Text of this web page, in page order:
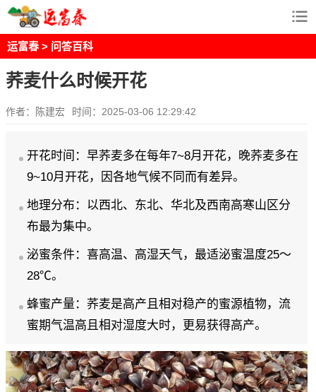
运富春 > 问答百科
荞麦什么时候开花
作者：陈建宏 时间：2025-03-06 12:29:42
开花时间：早荞麦多在每年7~8月开花，晚荞麦多在
9~10月开花，因各地气候不同而有差异。
地理分布：以西北、东北、华北及西南高寒山区分
布最为集中。
泌蜜条件：喜高温、高湿天气，最适泌蜜温度25～
28℃。
蜂蜜产量：荞麦是高产且相对稳产的蜜源植物，流
蜜期气温高且相对湿度大时，更易获得高产。